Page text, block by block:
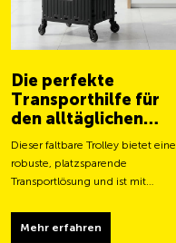
Die perfekte
Transporthilfe für
den alltäglichen
Gebrauch
Dieser faltbare Trolley bietet eine
robuste, platzsparende
Transportlösung und ist mit
Tragfähigkeit ausgestattet.
Mehr erfahren